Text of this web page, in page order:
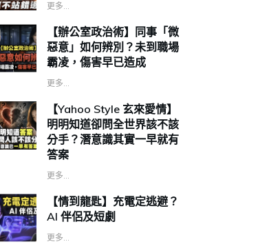
更多...
【辦公室政治術】同事「微
惡意」如何辨別？未到職場
霸凌，傷害早已造成
更多...
【Yahoo Style 玄來愛情】
明明知道卻問全世界該不該
分手？潛意識其實一早就有
答案
更多...
【情到龍匙】充電定逃避？
AI 伴侶及短劇
更多...